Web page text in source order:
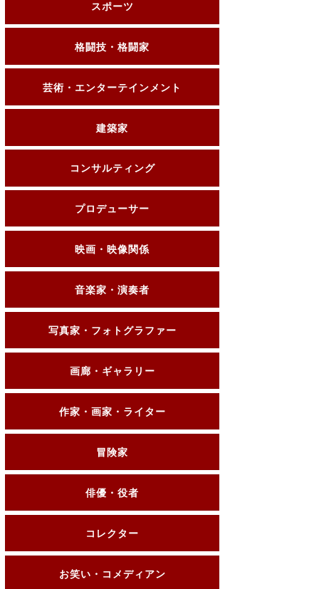
スポーツ
格闘技・格闘家
芸術・エンターテインメント
建築家
コンサルティング
プロデューサー
映画・映像関係
音楽家・演奏者
写真家・フォトグラファー
画廊・ギャラリー
作家・画家・ライター
冒険家
俳優・役者
コレクター
お笑い・コメディアン